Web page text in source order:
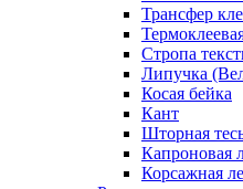
Трансфер
Стропа
Липучка
Косая бейка
Кант
Шторная
Капроновая
Корсажная